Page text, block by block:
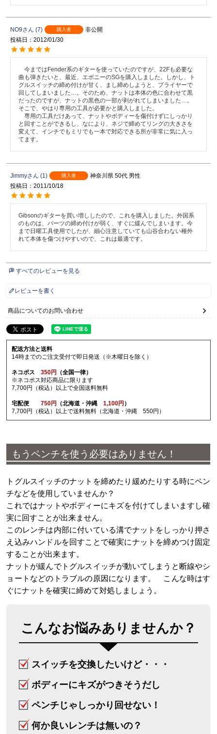
NO9 7 購入者
非公開
投稿日
2012/01/30
今まではFender系のギターを使っていたのですが、22Fも必要な
曲も弾きたいと、最近、エボニーのSGを購入しました。しかし、ト
グルスイッチの締め付けが甘く、まし締めしようと、プライヤーで
回してしまいました…。そのため、ナットは本体の色に合わせて黒
だったのですが、ナットの黒色の一部が剥がれてしまいました…。
そこで、やはり専用の工具が必要かと購入しました。
専用の工具だけあって、ナットやボディーを傷付けずにしっかり
と回すことができるし、なにより、ネジで締めてリングの大きさを
変えて、インチでもミリでも一本で対応できる所が非常に気に入っ
てます。
Jimmy 1 購入者 神奈川県 50代 男性
投稿日
2011/10/18
Gibsonのギターを買い増ししたので、これを購入しました。外国系
のものは、パーツの締め付けが弱く、すぐに緩んでしまいます。今
まで日曜工具使用でしたが、細心注意していても山谷合わない種外
れて本体を傷つけやすいので、これは最適です。
すべてのレビューを見る
レビューを書く
商品についてのお問い合わせ
配送方法と送料
14時までのご注文受付で即日発送（※木曜日を除く）
ネコポス350円
（全国一律）
※ネコポス対応商品に限ります
7,700円（税込）以上で全国送料無料
宅配便750円 （北海道・沖縄1,100円 ）
7,700円（税込）以上で送料無料（北海道・沖縄 550円）
もうペンチを使う必要はありません！
トグルスイッチのナットを締めたり緩めたりする時にペン
チなどを使用していませんか？
これではナットやボディーにキズを付けてしまいますし確
実に回すことが出来ません。
このレンチは内部に付いている溝でナットをしっかり押さ
え込みハンドルを回すことで確実にナットを締めつけ固定
することが出来ます。
ナットが緩んでトグルスイッチが動いてしまうと断線やシ
ョートなどのトラブルの原因になります。 こんな時はす
ぐにナットを確実に締めて対処しましょう。
こんなお悩みありませんか？
スイッチを交換したいけど・・・
ボディーにキズがつきそうだし
ペンチじゃしっかり回せない！
何か良いレンチは無いの？